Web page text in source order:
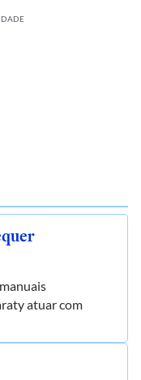
atuar com